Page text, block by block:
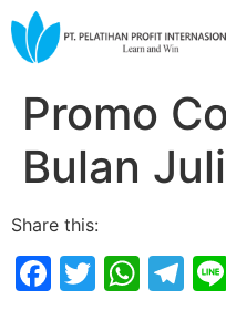
Promo
Bulan
Share this:
Facebook
Twitter